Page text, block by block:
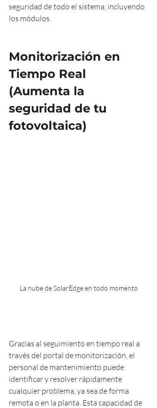
seguridad de todo el sistema, incluyendo
los módulos.
Monitorización en
Tiempo Real
(Aumenta la
seguridad de tu
fotovoltaica)
La nube de SolarEdge en todo momento
Gracias al seguimiento en tiempo real a
través del portal de monitorización, el
personal de mantenimiento puede
identificar y resolver rápidamente
cualquier problema, ya sea de forma
remota o en la planta. Esta capacidad de